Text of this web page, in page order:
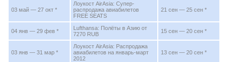
03 май — 27 окт *
Лоукост AirAsia: Супер-
распродажа авиабилетов
FREE SEATS
21 сен — 25 сен *
04 янв — 29 фев *
Lufthansa: Полёты в Азию от
7270 RUB
15 сен — 20 сен *
03 янв — 31 мар *
Лоукост AirAsia: Распродажа
авиабилетов на январь-март
2012
13 сен — 20 сен *